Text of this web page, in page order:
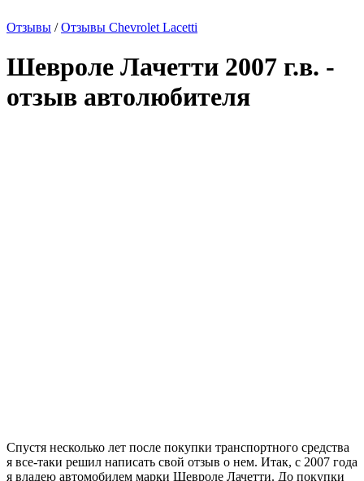
Отзывы /Отзывы Chevrolet Lacetti
Шевроле Лачетти 2007 г.в. -
отзыв автолюбителя
Спустя несколько лет после покупки транспортного средства
я все-таки решил написать свой отзыв о нем. Итак, с 2007 года
я владею автомобилем марки Шевроле Лачетти. До покупки